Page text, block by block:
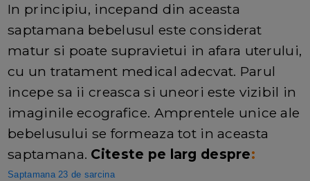
In principiu, incepand din aceasta
saptamana bebelusul este considerat
matur si poate supravietui in afara uterului,
cu un tratament medical adecvat. Parul
incepe sa ii creasca si uneori este vizibil in
imaginile ecografice. Amprentele unice ale
bebelusului se formeaza tot in aceasta
saptamana. Citeste pe larg despre:
Saptamana 23 de sarcina